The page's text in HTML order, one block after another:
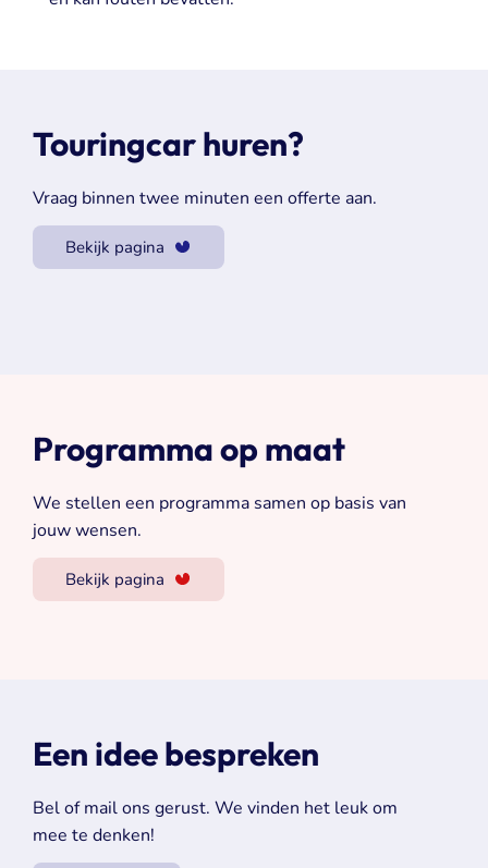
Touringcar huren?
Vraag binnen twee minuten een offerte aan.
Bekijk pagina
Programma op maat
We stellen een programma samen op basis van
jouw wensen.
Bekijk pagina
Een idee bespreken
Bel of mail ons gerust. We vinden het leuk om
mee te denken!